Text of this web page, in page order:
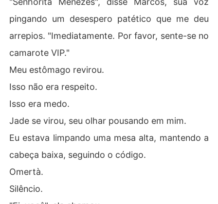
pingando um desespero patético que me deu
arrepios. "Imediatamente. Por favor, sente-se no
camarote VIP."
Meu estômago revirou.
Isso não era respeito.
Isso era medo.
Jade se virou, seu olhar pousando em mim.
Eu estava limpando uma mesa alta, mantendo a
cabeça baixa, seguindo o código.
Omertà.
Silêncio.